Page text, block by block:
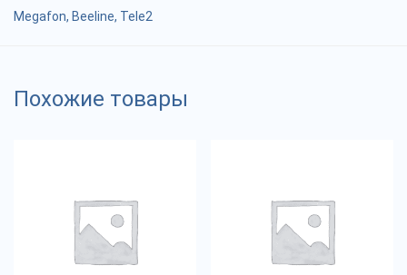
Megafon, Beeline, Tele2
Похожие товары